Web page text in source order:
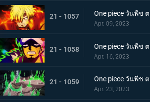
21 - 1057
Apr. 09, 2023
21 - 1058
Apr. 16, 2023
21 - 1059
Apr. 23, 2023